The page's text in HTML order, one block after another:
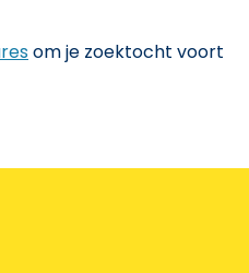
om je zoektocht voort